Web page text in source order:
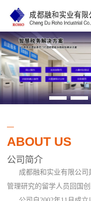
ABOUT US
公司简介
成都融和实业有限公司
管理研究的留学人员回国